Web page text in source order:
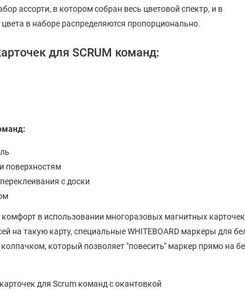
ассорти, в котором собран весь цветовой спектр, и в
в наборе распределяются пропорционально.
для SCRUM команд:
поверхностям
с доски
в использовании многоразовых магнитных
на такую карту, специальные WHITEBOARD маркеры для
который позволяет "повесить" маркер прямо на